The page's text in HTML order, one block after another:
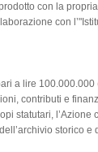
con la
con
a lire
contributi e
statutari,
storico